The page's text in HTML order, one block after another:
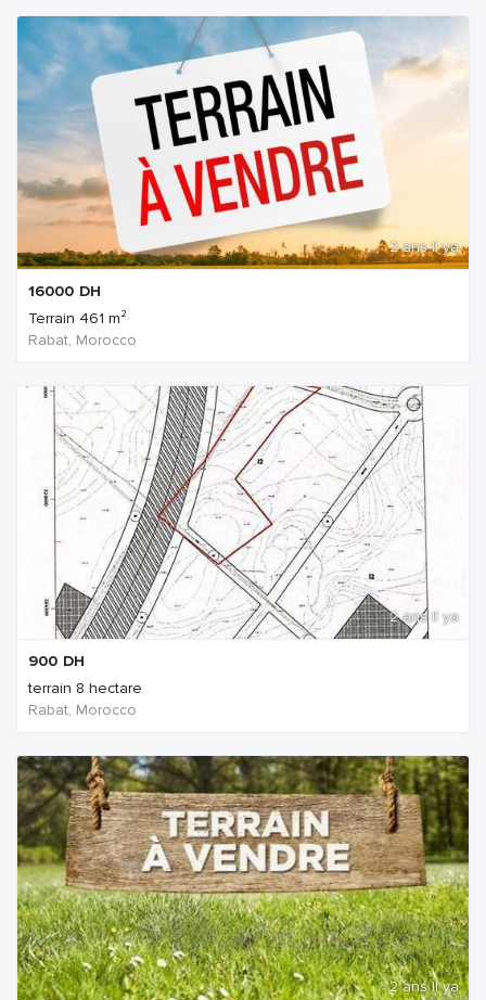
2 ans Il ya
16000 DH
Terrain 461 m²
Rabat, Morocco
2 ans Il ya
900 DH
terrain 8 hectare
Rabat, Morocco
2 ans Il ya